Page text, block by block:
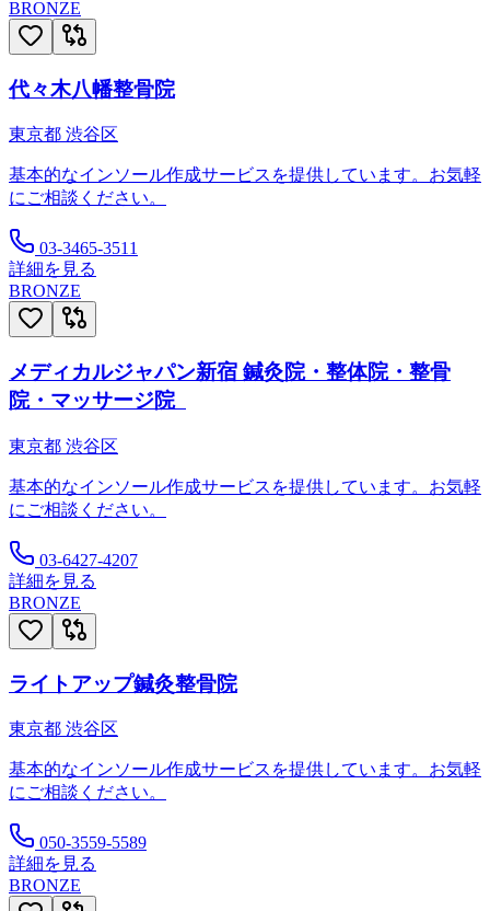
BRONZE
代々木八幡整骨院
東京都 渋谷区
基本的なインソール作成サービスを提供しています。お気軽
にご相談ください。
03-3465-3511
詳細を見る
BRONZE
メディカルジャパン新宿 鍼灸院・整体院・整骨
院・マッサージ院
東京都 渋谷区
基本的なインソール作成サービスを提供しています。お気軽
にご相談ください。
03-6427-4207
詳細を見る
BRONZE
ライトアップ鍼灸整骨院
東京都 渋谷区
基本的なインソール作成サービスを提供しています。お気軽
にご相談ください。
050-3559-5589
詳細を見る
BRONZE